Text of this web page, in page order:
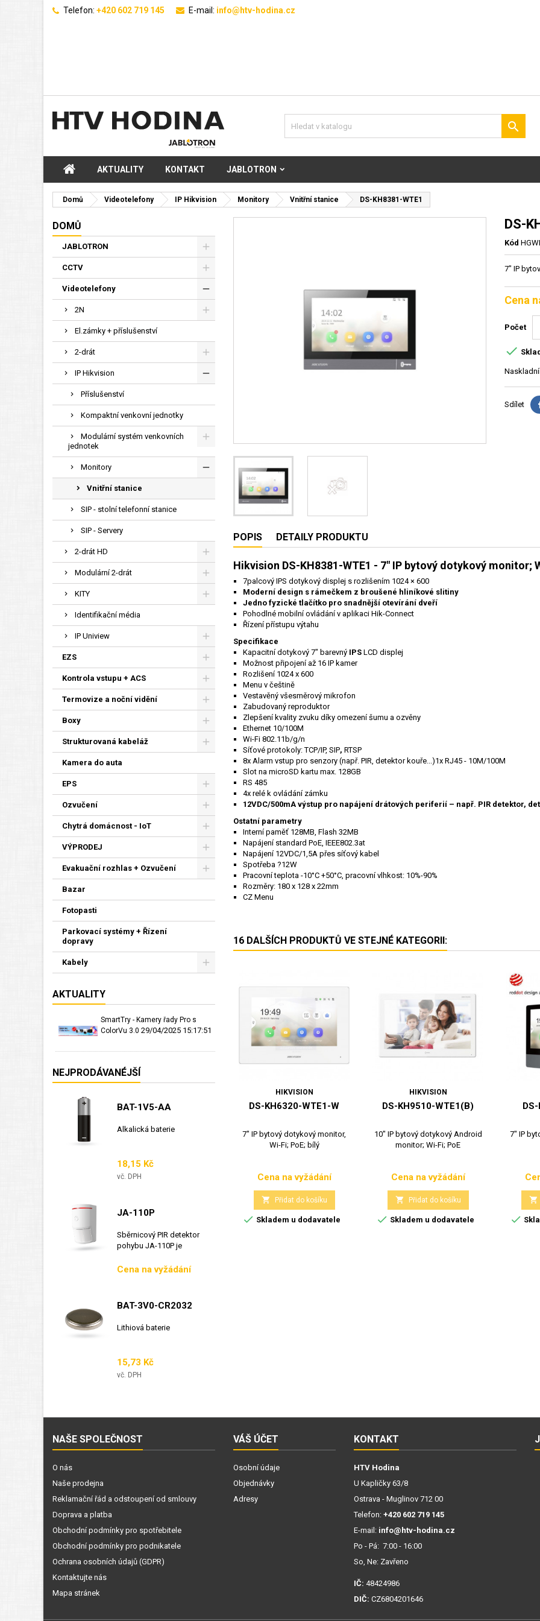
Telefon: +420 602 719 145 E-mail: info@htv-hodina.cz

AKTUALITY KONTAKT JABLOTRON
Domů Videotelefony IP Hikvision Monitory Vnitřní stanice DS-KH8381-WTE1
DOMŮ
JABLOTRON
CCTV
Videotelefony
2N
El.zámky + příslušenství
2-drát
IP Hikvision
Příslušenství
Kompaktní venkovní jednotky
Modulární systém venkovních
jednotek
Monitory
Vnitřní stanice
SIP - stolní telefonní stanice
SIP - Servery
2-drát HD
Modulární 2-drát
KITY
Identifikační média
IP Uniview
EZS
Kontrola vstupu + ACS
Termovize a noční vidění
Boxy
Strukturovaná kabeláž
Kamera do auta
EPS
Ozvučení
Chytrá domácnost - IoT
VÝPRODEJ
Evakuační rozhlas + Ozvučení
Bazar
Fotopasti
Parkovací systémy + Řízení
dopravy
Kabely
AKTUALITY
SmartTry - Kamery řady Pro s
ColorVu 3.0 29/04/2025 15:17:51
NEJPRODÁVANÉJŠÍ
BAT-1V5-AA
Alkalická baterie
Cena
18,15 Kč
vč. DPH
JA-110P
Sběrnicový PIR detektor
pohybu JA-110P je
Cena
Cena na vyžádání
BAT-3V0-CR2032
Lithiová baterie
Cena
15,73 Kč
vč. DPH
DS-
Kód
7" IP
Cena
Počet

Sdílet
POPIS DETAILY PRODUKTU
Hikvision DS-KH8381-WTE1 - 7" IP bytový dotykový monitor;
7palcový IPS dotykový displej s rozlišením 1024 × 600
Moderní design s rámečkem z broušené hliníkové slitiny
Jedno fyzické tlačítko pro snadnější otevírání dveří
Pohodlné mobilní ovládání v aplikaci Hik-Connect
Řízení přístupu výtahu
Specifikace
Kapacitní dotykový 7" barevný IPS LCD displej
Možnost připojení až 16 IP kamer
Rozlišení 1024 x 600
Menu v češtině
Vestavěný všesměrový mikrofon
Zabudovaný reproduktor
Zlepšení kvality zvuku díky omezení šumu a ozvěny
Ethernet 10/100M
Wi-Fi 802.11b/g/n
Síťové protokoly: TCP/IP, SIP, RTSP
8x Alarm vstup pro senzory (např. PIR, detektor kouře...)1x RJ45 - 10M/100M
Slot na microSD kartu max. 128GB
RS 485
4x relé k ovládání zámku
12VDC/500mA výstup pro napájení drátových periferií – např. PIR detektor,
Ostatní parametry
Interní paměť 128MB, Flash 32MB
Napájení standard PoE, IEEE802.3at
Napájení 12VDC/1,5A přes síťový kabel
Spotřeba ?12W
Pracovní teplota -10°C +50°C, pracovní vlhkost: 10%-90%
Rozměry: 180 x 128 x 22mm
CZ Menu
16 DALŠÍCH PRODUKTŮ VE STEJNÉ KATEGORII:
HIKVISION
DS-KH6320-WTE1-W
7" IP bytový dotykový monitor,
Wi-Fi; PoE; bílý
Cena
Cena na vyžádání
 Přidat do košíku
 Skladem u dodavatele
HIKVISION
DS-KH9510-WTE1(B)
10" IP bytový dotykový Android
monitor; Wi-Fi; PoE
Cena
Cena na vyžádání
 Přidat do košíku
 Skladem u dodavatele
7" IP


NAŠE SPOLEČNOST
O nás
Naše prodejna
Reklamační řád a odstoupení od smlouvy
Doprava a platba
Obchodní podmínky pro spotřebitele
Obchodní podmínky pro podnikatele
Ochrana osobních údajů (GDPR)
Kontaktujte nás
Mapa stránek
VÁŠ ÚČET
Osobní údaje
Objednávky
Adresy
KONTAKT
HTV Hodina
U Kapličky 63/8
Ostrava - Muglinov 712 00
Telefon: +420 602 719 145
E-mail: info@htv-hodina.cz
Po - Pá: 7:00 - 16:00
So, Ne: Zavřeno
IČ: 48424986
DIČ: CZ6804201646